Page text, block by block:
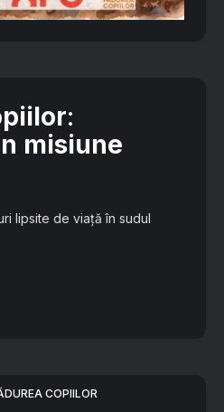
:
misiune
lipsite de viață în sudul
COPIILOR